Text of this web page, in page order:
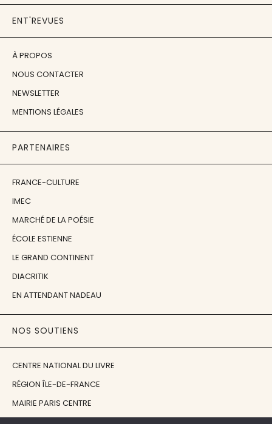
ENT'REVUES
À PROPOS
NOUS CONTACTER
NEWSLETTER
MENTIONS LÉGALES
PARTENAIRES
FRANCE-CULTURE
IMEC
MARCHÉ DE LA POÉSIE
ÉCOLE ESTIENNE
LE GRAND CONTINENT
DIACRITIK
EN ATTENDANT NADEAU
NOS SOUTIENS
CENTRE NATIONAL DU LIVRE
RÉGION ÎLE-DE-FRANCE
MAIRIE PARIS CENTRE